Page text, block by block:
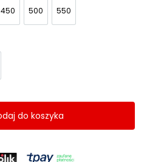
450 500 550
do koszyka